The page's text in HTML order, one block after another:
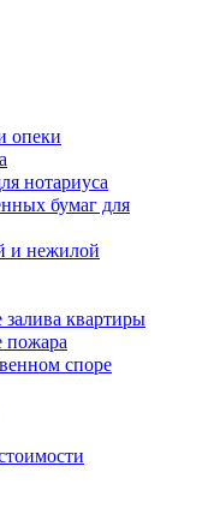
опеки
нотариуса
бумаг для
и нежилой
квартиры
пожара
споре